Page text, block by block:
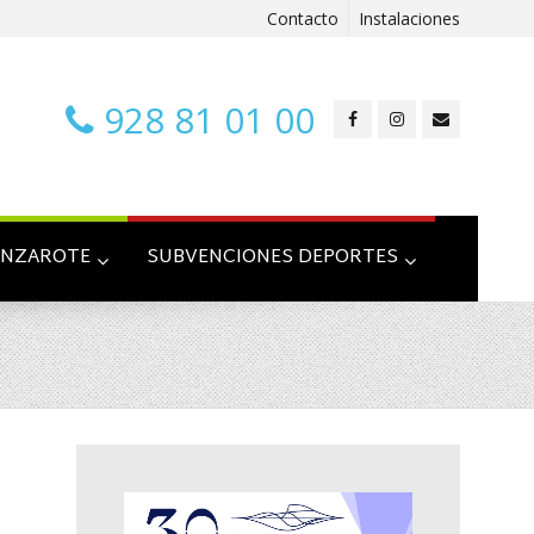
Contacto Instalaciones
928 81 01 00
SUBVENCIONES DEPORTES